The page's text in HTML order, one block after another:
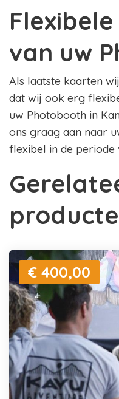
van uw
Als laatste kaarten
dat wij ook erg
uw Photobooth in
ons graag aan naar
flexibel in de periode
€ 400,00